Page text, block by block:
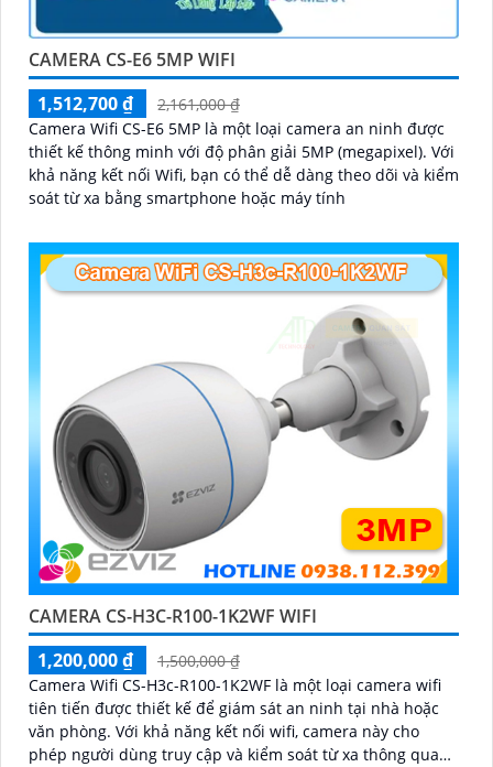
CAMERA CS-E6 5MP WIFI
1,512,700 ₫
2,161,000 ₫
Camera Wifi CS-E6 5MP là một loại camera an ninh được
thiết kế thông minh với độ phân giải 5MP (megapixel). Với
khả năng kết nối Wifi, bạn có thể dễ dàng theo dõi và kiểm
soát từ xa bằng smartphone hoặc máy tính
CAMERA CS-H3C-R100-1K2WF WIFI
1,200,000 ₫
1,500,000 ₫
Camera Wifi CS-H3c-R100-1K2WF là một loại camera wifi
tiên tiến được thiết kế để giám sát an ninh tại nhà hoặc
văn phòng. Với khả năng kết nối wifi, camera này cho
phép người dùng truy cập và kiểm soát từ xa thông qua